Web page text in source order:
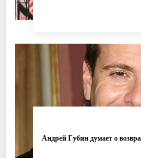
Андрей Губин думает о